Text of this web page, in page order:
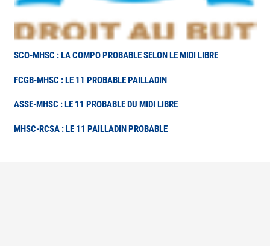
SCO-MHSC : LA COMPO PROBABLE SELON LE MIDI LIBRE
FCGB-MHSC : LE 11 PROBABLE PAILLADIN
ASSE-MHSC : LE 11 PROBABLE DU MIDI LIBRE
MHSC-RCSA : LE 11 PAILLADIN PROBABLE